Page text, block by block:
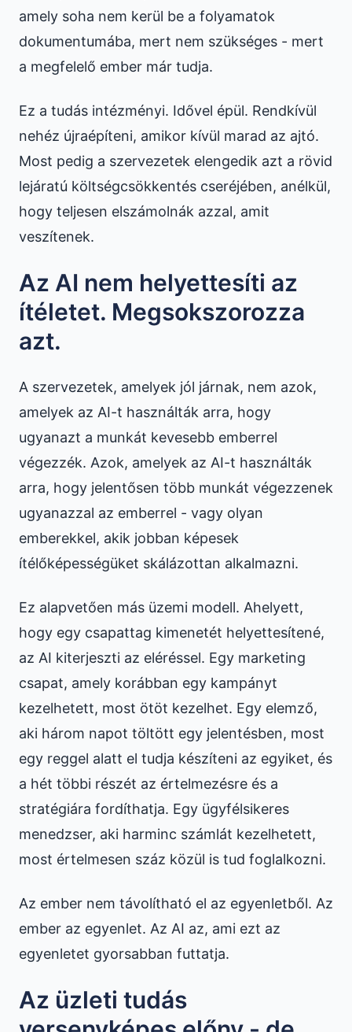
amely soha nem kerül be a folyamatok
dokumentumába, mert nem szükséges - mert
a megfelelő ember már tudja.
Ez a tudás intézményi. Idővel épül. Rendkívül
nehéz újraépíteni, amikor kívül marad az ajtó.
Most pedig a szervezetek elengedik azt a rövid
lejáratú költségcsökkentés cseréjében, anélkül,
hogy teljesen elszámolnák azzal, amit
veszítenek.
Az AI nem helyettesíti az
ítéletet. Megsokszorozza
azt.
A szervezetek, amelyek jól járnak, nem azok,
amelyek az AI-t használták arra, hogy
ugyanazt a munkát kevesebb emberrel
végezzék. Azok, amelyek az AI-t használták
arra, hogy jelentősen több munkát végezzenek
ugyanazzal az emberrel - vagy olyan
emberekkel, akik jobban képesek
ítélőképességüket skálázottan alkalmazni.
Ez alapvetően más üzemi modell. Ahelyett,
hogy egy csapattag kimenetét helyettesítené,
az AI kiterjeszti az eléréssel. Egy marketing
csapat, amely korábban egy kampányt
kezelhetett, most ötöt kezelhet. Egy elemző,
aki három napot töltött egy jelentésben, most
egy reggel alatt el tudja készíteni az egyiket, és
a hét többi részét az értelmezésre és a
stratégiára fordíthatja. Egy ügyfélsikeres
menedzser, aki harminc számlát kezelhetett,
most értelmesen száz közül is tud foglalkozni.
Az ember nem távolítható el az egyenletből. Az
ember az egyenlet. Az AI az, ami ezt az
egyenletet gyorsabban futtatja.
Az üzleti tudás